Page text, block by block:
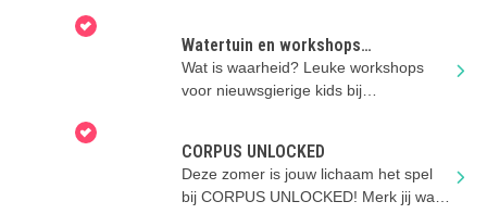
Watertuin en workshops
Rijksmuseum Boerhaave
Wat is waarheid? Leuke workshops
voor nieuwsgierige kids bij
CORPUS UNLOCKED
Deze zomer is jouw lichaam het spel
bij CORPUS UNLOCKED! Merk jij wat